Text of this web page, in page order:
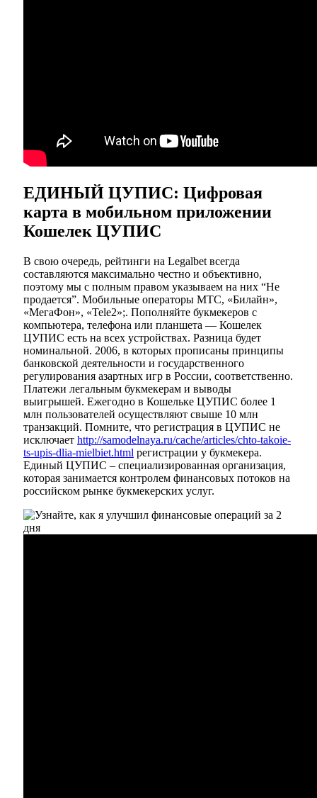
ЕДИНЫЙ ЦУПИС: Цифровая
карта в мобильном приложении
Кошелек ЦУПИС
В свою очередь, рейтинги на Legalbet всегда
составляются максимально честно и объективно,
поэтому мы с полным правом указываем на них “Не
продается”. Мобильные операторы МТС, «Билайн»,
«МегаФон», «Tele2»;. Пополняйте букмекеров с
компьютера, телефона или планшета — Кошелек
ЦУПИС есть на всех устройствах. Разница будет
номинальной. 2006, в которых прописаны принципы
банковской деятельности и государственного
регулирования азартных игр в России, соответственно.
Платежи легальным букмекерам и выводы
выигрышей. Ежегодно в Кошельке ЦУПИС более 1
млн пользователей осуществляют свыше 10 млн
транзакций. Помните, что регистрация в ЦУПИС не
исключает http://samodelnaya.ru/cache/articles/chto-takoie-
ts-upis-dlia-mielbiet.html регистрации у букмекера.
Единый ЦУПИС – специализированная организация,
которая занимается контролем финансовых потоков на
российском рынке букмекерских услуг.